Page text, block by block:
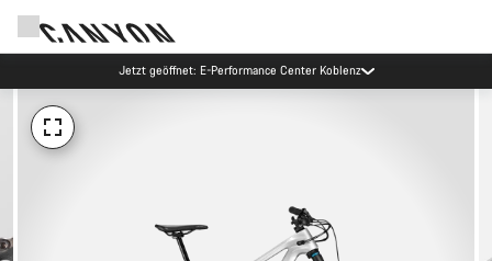
Jetzt geöffnet: E-Performance Center Koblenz